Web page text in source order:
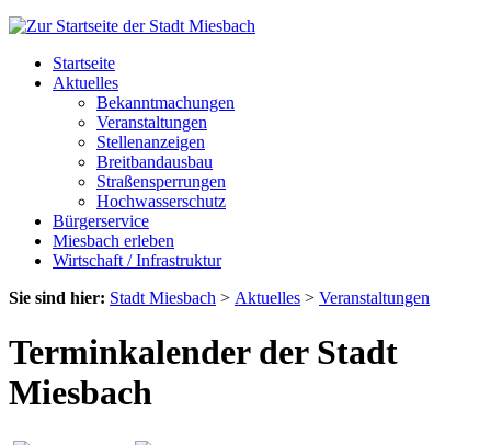
Startseite
Aktuelles
Bekanntmachungen
Veranstaltungen
Stellenanzeigen
Breitbandausbau
Straßensperrungen
Hochwasserschutz
Bürgerservice
Miesbach erleben
Wirtschaft / Infrastruktur
Sie sind hier: Stadt Miesbach > Aktuelles > Veranstaltungen
Terminkalender der Stadt
Miesbach